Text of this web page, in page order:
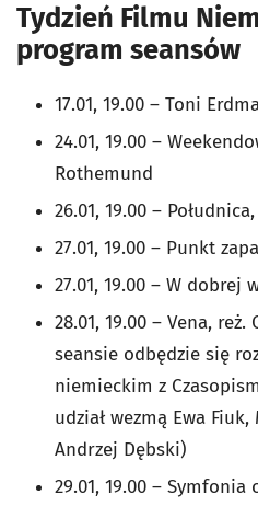
Tydzień Filmu
program seansów
17.01, 19.00 – Toni
24.01, 19.00 –
Rothemund
26.01, 19.00 –
27.01, 19.00 – Punkt
27.01, 19.00 – W dobrej
28.01, 19.00 – Vena,
seansie odbędzie się
niemieckim z
udział wezmą Ewa
Andrzej Dębski)
29.01, 19.00 –